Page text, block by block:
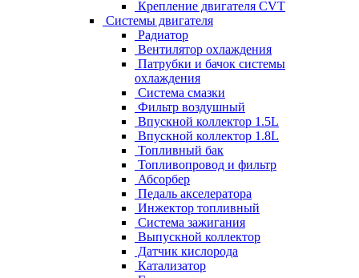
Крепление двигателя CVT
Системы двигателя
Радиатор
Вентилятор охлаждения
Патрубки и бачок системы
охлаждения
Система смазки
Фильтр воздушный
Впускной коллектор 1.5L
Впускной коллектор 1.8L
Топливный бак
Топливопровод и фильтр
Абсорбер
Педаль акселератора
Инжектор топливный
Система зажигания
Выпускной коллектор
Датчик кислорода
Катализатор